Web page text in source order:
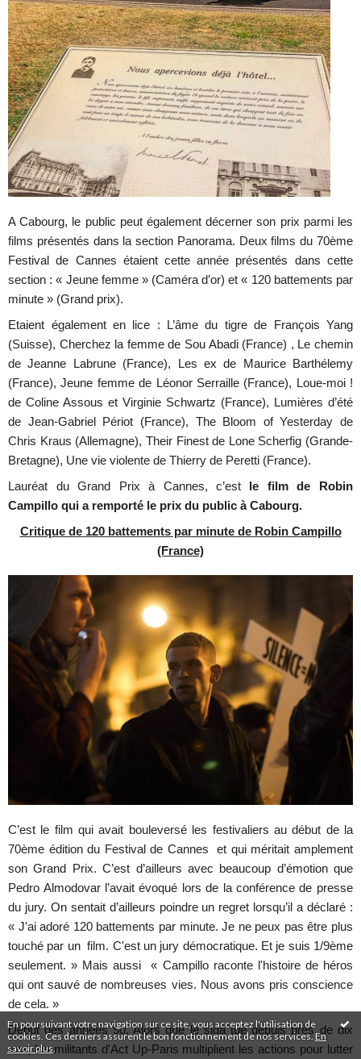
En poursuivant votre navigation sur ce site, vous acceptez l'utilisation de
cookies. Ces derniers assurent le bon fonctionnement de nos services. En
savoir plus .
A Cabourg, le public peut également décerner son prix parmi les
films présentés dans la section Panorama. Deux films du 70ème
Festival de Cannes étaient cette année présentés dans cette
section : « Jeune femme » (Caméra d’or) et « 120 battements par
minute » (Grand prix).
Etaient également en lice : L’âme du tigre de François Yang
(Suisse), Cherchez la femme de Sou Abadi (France) , Le chemin
de Jeanne Labrune (France), Les ex de Maurice Barthélemy
(France), Jeune femme de Léonor Serraille (France), Loue-moi !
de Coline Assous et Virginie Schwartz (France), Lumières d’été
de Jean-Gabriel Périot (France), The Bloom of Yesterday de
Chris Kraus (Allemagne), Their Finest de Lone Scherfig (Grande-
Bretagne), Une vie violente de Thierry de Peretti (France).
Lauréat du Grand Prix à Cannes, c’est
le film de Robin
Campillo qui a remporté le prix du public à Cabourg.
Critique de 120 battements par minute de Robin Campillo
(France)
C’est le film qui avait bouleversé les festivaliers au début de la
70ème édition du Festival de Cannes et qui méritait amplement
son Grand Prix. C’est d’ailleurs avec beaucoup d’émotion que
Pedro Almodovar l’avait évoqué lors de la conférence de presse
du jury. On sentait d’ailleurs poindre un regret lorsqu’il a déclaré :
« J'ai adoré 120 battements par minute. Je ne peux pas être plus
touché par un film. C'est un jury démocratique. Et je suis 1/9ème
seulement. » Mais aussi « Campillo raconte l'histoire de héros
qui ont sauvé de nombreuses vies. Nous avons pris conscience
de cela. »
Début des années 90. Alors que le sida tue depuis près de dix
ans, les militants d'Act Up-Paris multiplient les actions pour lutter